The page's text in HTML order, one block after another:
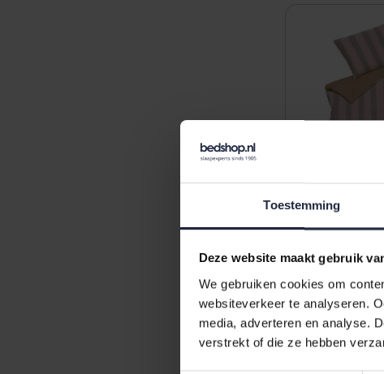
Toestemming
Deze website maakt gebruik
We gebruiken cookies om
websiteverkeer te analyseren.
media, adverteren en analyse.
verstrekt of die ze hebben
Vandyck
(140x200/
129,95